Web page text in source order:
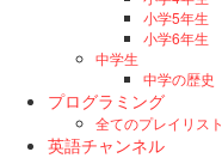
小学5年生
小学6年生
中学生
中学の歴史
プログラミング
全てのプレイリスト
英語チャンネル